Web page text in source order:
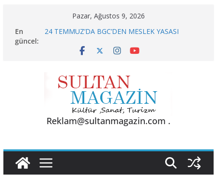
content
Pazar, Ağustos 9, 2026
En
güncel:
24 TEMMUZ’DA BGC’DEN MESLEK YASASI
KELİMELER YETMEZ
BU KALP
AKGÜL: “BOLU, KRİZLERLE DEĞİL HİZMETLE
YÖNETİLMEYİ HAK EDİYOR”
Reklam@sultanmagazin.com .